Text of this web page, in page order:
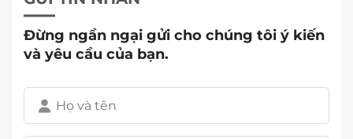
Đừng ngần ngại gửi cho chúng tôi ý kiến ​​
và yêu cầu của bạn.